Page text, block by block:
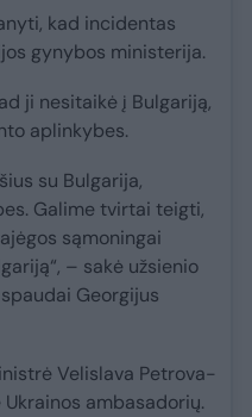
kad incidentas
gynybos ministerija.
ji nesitaikė į Bulgariją,
aplinkybes.
su Bulgarija,
Galime tvirtai teigti,
sąmoningai
– sakė užsienio
Georgijus
Velislava Petrova-
ambasadorių.